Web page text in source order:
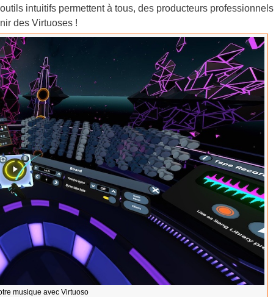
intuitifs permettent à tous, des producteurs professionnels
des Virtuoses !
musique avec Virtuoso